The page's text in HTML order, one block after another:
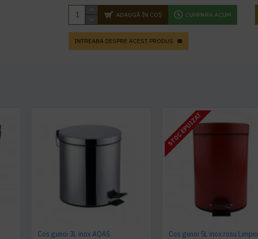
ADAUGĂ ÎN COŞ CUMPARA ACUM
INTREABA DESPRE ACEST PRODUS
Cos gunoi 3L inox AQAS
STOC EPUIZAT
Cos gunoi 5L inox rosu Limpio